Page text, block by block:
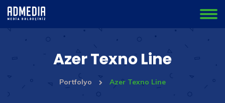
Azer Texno Line
Portfolyo Azer Texno Line